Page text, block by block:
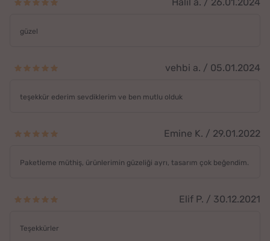
güzel
vehbi a. / 05.01.2024
teşekkür ederim sevdiklerim ve ben mutlu olduk
Emine K. / 29.01.2022
Paketleme müthiş, ürünlerimin güzeliği ayrı, tasarım çok beğendim.
Elif P. / 30.12.2021
Teşekkürler